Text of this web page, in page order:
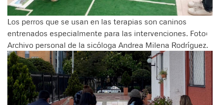
Los perros que se usan en las terapias son caninos
entrenados especialmente para las intervenciones. Foto:
Archivo personal de la sicóloga Andrea Milena Rodríguez.